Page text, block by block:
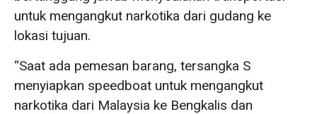
untuk mengangkut narkotika dari gudang ke
lokasi tujuan.
“Saat ada pemesan barang, tersangka S
menyiapkan speedboat untuk mengangkut
narkotika dari Malaysia ke Bengkalis dan